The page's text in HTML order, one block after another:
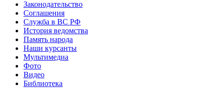
Законодательство
Соглашения
Служба в ВС РФ
История ведомства
Память народа
Наши курсанты
Мультимедиа
Фото
Видео
Библиотека